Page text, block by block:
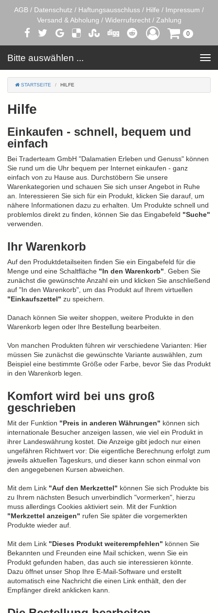
AGB / Datenschutz / Haftungsausschluss / Hilfe / Impressum /
Versand & Abholung / Widerrufsrecht / Zahlung
0
Bitte auswählen ...
STARTSEITE HILFE
Hilfe
Einkaufen - schnell, bequem und
einfach
Bei Traderteam GmbH "Dalamatien Erleben und Genuss" können
Sie rund um die Uhr bequem per Internet einkaufen - ganz
einfach von zu Hause aus. Durchstöbern Sie unsere
Warenkategorien und schauen Sie sich unser Angebot in Ruhe
an. Interessieren Sie sich für ein Produkt, klicken Sie darauf, um
nähere Informationen dazu zu erhalten. Um Produkte schnell und
problemlos direkt zu finden, können Sie das Eingabefeld "Suche"
verwenden.
Ihr Warenkorb
Auf den Produktdetailseiten finden Sie ein Eingabefeld für die
Menge und eine Schaltfläche "In den Warenkorb" . Geben Sie
zunächst die gewünschte Anzahl ein und klicken Sie anschließend
auf "In den Warenkorb", um das Produkt auf Ihrem virtuellen
"Einkaufszettel" zu speichern.
Danach können Sie weiter shoppen, weitere Produkte in den
Warenkorb legen oder Ihre Bestellung bearbeiten.
Von manchen Produkten führen wir verschiedene Varianten: Hier
müssen Sie zunächst die gewünschte Variante auswählen, zum
Beispiel eine bestimmte Größe oder Farbe, bevor Sie das Produkt
in den Warenkorb legen.
Komfort wird bei uns groß
geschrieben
Mit der Funktion "Preis in anderen Währungen" können sich
internationale Besucher anzeigen lassen, wie viel ein Produkt in
ihrer Landeswährung kostet. Die Anzeige gibt jedoch nur einen
ungefähren Richtwert vor: Die eigentliche Berechnung erfolgt zum
jeweils aktuellen Tageskurs, und dieser kann schon einmal von
den angegebenen Kursen abweichen.
Mit dem Link "Auf den Merkzettel" können Sie sich Produkte bis
zu Ihrem nächsten Besuch unverbindlich "vormerken", hierzu
muss allerdings Cookies aktiviert sein. Mit der Funktion
"Merkzettel anzeigen" rufen Sie später die vorgemerkten
Produkte wieder auf.
Mit dem Link "Dieses Produkt weiterempfehlen" können Sie
Bekannten und Freunden eine Mail schicken, wenn Sie ein
Produkt gefunden haben, das auch sie interessieren könnte.
Dazu öffnet unser Shop Ihre E-Mail-Software und erstellt
automatisch eine Nachricht die einen Link enthält, den der
Empfänger direkt anklicken kann.